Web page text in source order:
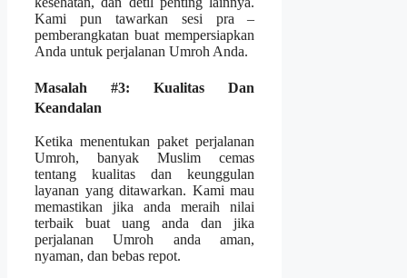
Kami pun tawarkan sesi pra –
pemberangkatan buat mempersiapkan
Anda untuk perjalanan Umroh Anda.
Masalah #3: Kualitas Dan
Keandalan
Ketika menentukan paket perjalanan
Umroh, banyak Muslim cemas
tentang kualitas dan keunggulan
layanan yang ditawarkan. Kami mau
memastikan jika anda meraih nilai
terbaik buat uang anda dan jika
perjalanan Umroh anda aman,
nyaman, dan bebas repot.